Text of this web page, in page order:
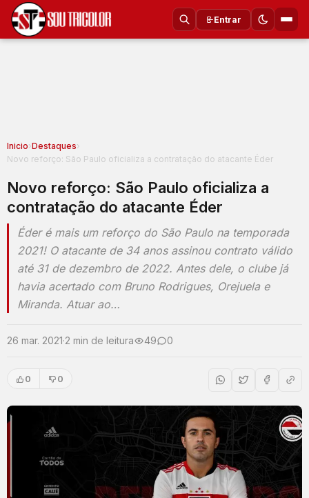
Entrar
Inicio›Destaques›
Novo reforço: São Paulo oficializa a contratação do atacante Éder
Novo reforço: São Paulo oficializa a
contratação do atacante Éder
Éder é mais um reforço do São Paulo na temporada
2021! O atacante de 34 anos assinou contrato válido
até 31 de dezembro de 2022. Antes dele, o clube já
havia acertado com Bruno Rodrigues, Orejuela e
Miranda. Atuar ao…
26 mar. 2021·2 min de leitura 49 0
0 0